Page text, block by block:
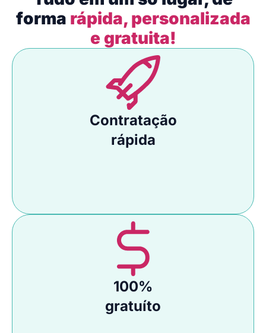
forma rápida, personalizada
e gratuita!
Contratação
rápida
100%
gratuíto